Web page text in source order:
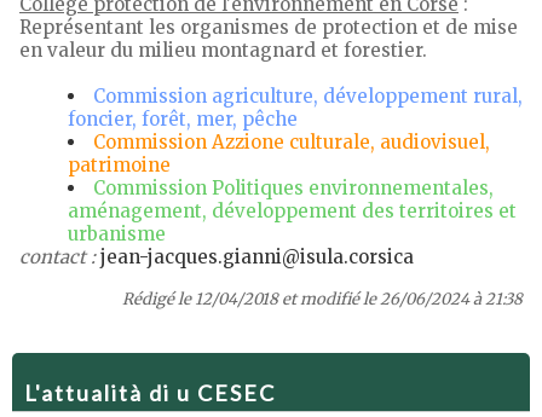
Représentant les organismes de protection et de mise
en valeur du milieu montagnard et forestier.
Commission agriculture, développement rural,
foncier, forêt, mer, pêche
Commission Azzione culturale, audiovisuel,
patrimoine
Commission Politiques environnementales,
aménagement, développement des territoires et
urbanisme
contact :jean-jacques.gianni@isula.corsica
Rédigé le 12/04/2018 et modifié le 26/06/2024 à 21:38
L'attualità di u CESEC